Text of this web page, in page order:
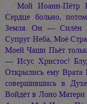
Мой Иоанн-Пётр
Сердце больно,
Земля. Он —
Супруг Неба, Моё
Моей Чаши Пьёт
— Исус Христос!
Открылись ему
совершившись в
Войдёт в Лоно